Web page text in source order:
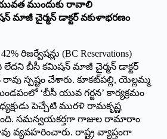
ముందుకు రావాలి
మాజీ చైర్మన్ డాక్ట‌ర్ వకుళాభరణం
(BC Reservations)
లేదని బీసీ కమిషన్ మాజీ చైర్మన్ డాక్ట‌ర్
స్ప‌ష్టం చేశారు. కూకట్‌పల్లి, యెల్లమ్మ
‘బీసీ యువ గర్జన’ కార్యక్రమం
పెచ్చేటి మురళి రామకృష్ణ
సమన్వయకర్తగా గాజుల రామారాం
వ్యవహరించారు. రాష్ట్ర వ్యాప్తంగా